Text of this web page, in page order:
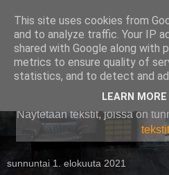
Pullollinen
Näytetään tekstit, joissa on
tekstit
sunnuntai 1. elokuuta 2021
This site uses cookies from
and to analyze traffic. Your IP
shared with Google along with
metrics to ensure quality of
statistics, and to detect and
LEARN MORE